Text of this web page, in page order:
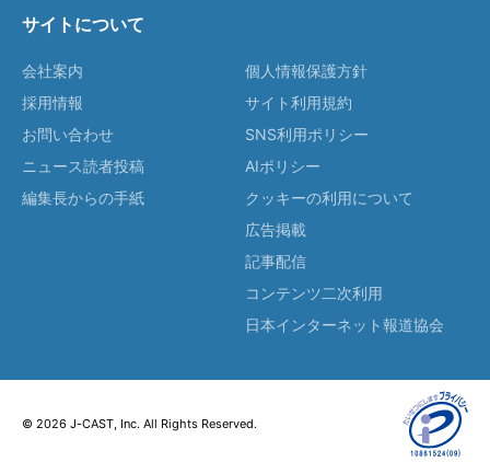
サイトについて
会社案内
採用情報
お問い合わせ
ニュース読者投稿
編集長からの手紙
個人情報保護方針
サイト利用規約
SNS利用ポリシー
AIポリシー
クッキーの利用について
広告掲載
記事配信
コンテンツ二次利用
日本インターネット報道協会
© 2026 J-CAST, Inc. All Rights Reserved.